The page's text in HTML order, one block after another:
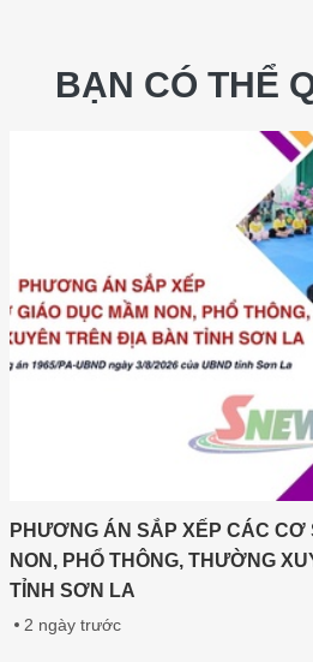
BẠN CÓ THỂ
PHƯƠNG ÁN SẮP XẾP CÁC CƠ
NON, PHỔ THÔNG, THƯỜNG
TỈNH SƠN LA
2 ngày trước